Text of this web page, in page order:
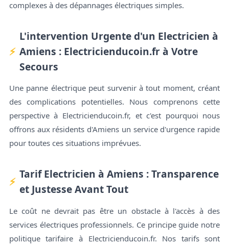
complexes à des dépannages électriques simples.
L'intervention Urgente d'un Electricien à
Amiens : Electricienducoin.fr à Votre
Secours
Une panne électrique peut survenir à tout moment, créant
des complications potentielles. Nous comprenons cette
perspective à Electricienducoin.fr, et c'est pourquoi nous
offrons aux résidents d'Amiens un service d'urgence rapide
pour toutes ces situations imprévues.
Tarif Electricien à Amiens : Transparence
et Justesse Avant Tout
Le coût ne devrait pas être un obstacle à l'accès à des
services électriques professionnels. Ce principe guide notre
politique tarifaire à Electricienducoin.fr. Nos tarifs sont